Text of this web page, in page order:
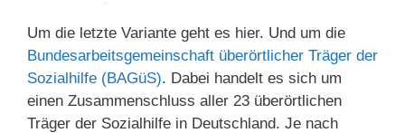
Um die letzte Variante geht es hier. Und um die
Bundesarbeitsgemeinschaft überörtlicher Träger der
Sozialhilfe (BAGüS). Dabei handelt es sich um
einen Zusammenschluss aller 23 überörtlichen
Träger der Sozialhilfe in Deutschland. Je nach